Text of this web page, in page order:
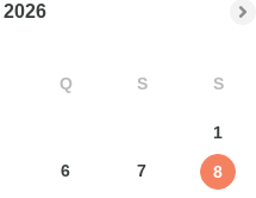
2026
Q S S
1
6 7
8